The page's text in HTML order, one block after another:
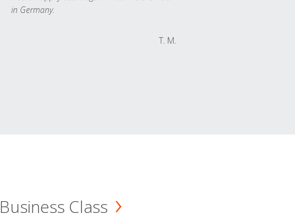
in Germany.
T. M.
Business Class